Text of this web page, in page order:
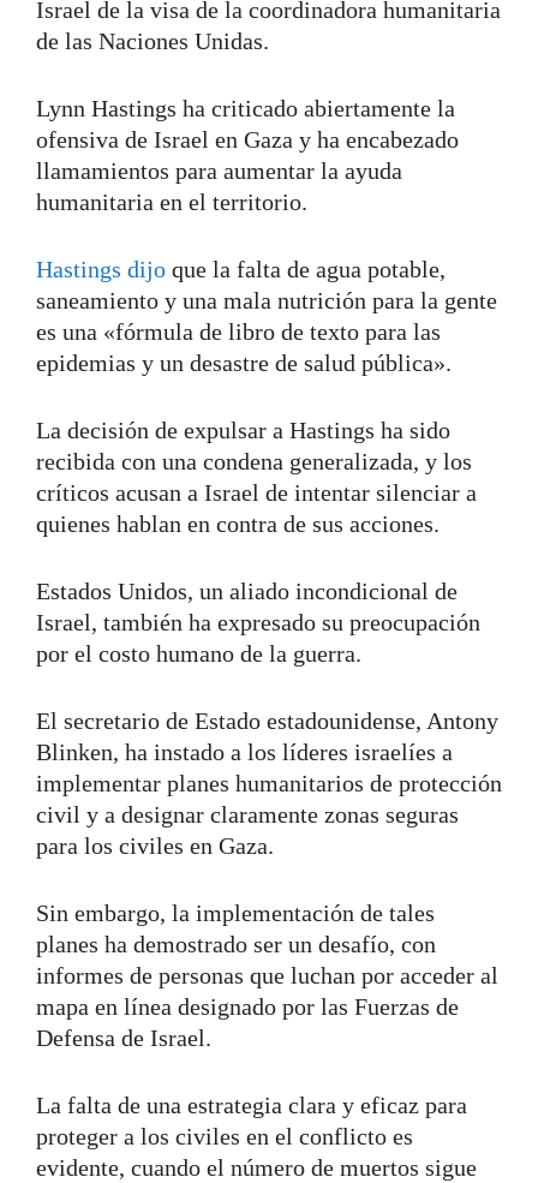
Israel de la visa de la coordinadora humanitaria
de las Naciones Unidas.
Lynn Hastings ha criticado abiertamente la
ofensiva de Israel en Gaza y ha encabezado
llamamientos para aumentar la ayuda
humanitaria en el territorio.
Hastings dijo que la falta de agua potable,
saneamiento y una mala nutrición para la gente
es una «fórmula de libro de texto para las
epidemias y un desastre de salud pública».
La decisión de expulsar a Hastings ha sido
recibida con una condena generalizada, y los
críticos acusan a Israel de intentar silenciar a
quienes hablan en contra de sus acciones.
Estados Unidos, un aliado incondicional de
Israel, también ha expresado su preocupación
por el costo humano de la guerra.
El secretario de Estado estadounidense, Antony
Blinken, ha instado a los líderes israelíes a
implementar planes humanitarios de protección
civil y a designar claramente zonas seguras
para los civiles en Gaza.
Sin embargo, la implementación de tales
planes ha demostrado ser un desafío, con
informes de personas que luchan por acceder al
mapa en línea designado por las Fuerzas de
Defensa de Israel.
La falta de una estrategia clara y eficaz para
proteger a los civiles en el conflicto es
evidente, cuando el número de muertos sigue